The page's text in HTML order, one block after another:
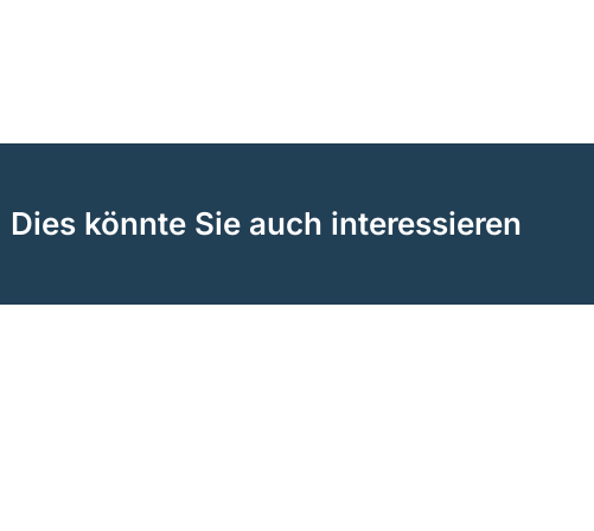
Dies könnte Sie auch interessieren